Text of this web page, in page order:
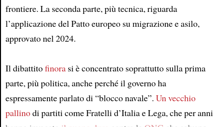
frontiere. La seconda parte, più tecnica, riguarda
l’applicazione del Patto europeo su migrazione e asilo,
approvato nel 2024.
Il dibattitofinorasi è concentrato soprattutto sulla prima
parte, più politica, anche perché il governo ha
espressamente parlato di “blocco navale”. Un vecchio
pallinodi partiti come Fratelli d’Italia e Lega, che per anni